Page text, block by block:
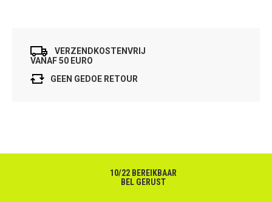
VERZENDKOSTENVRIJ
VANAF 50 EURO
GEEN GEDOE RETOUR
10/22 BEREIKBAAR
BEL GERUST